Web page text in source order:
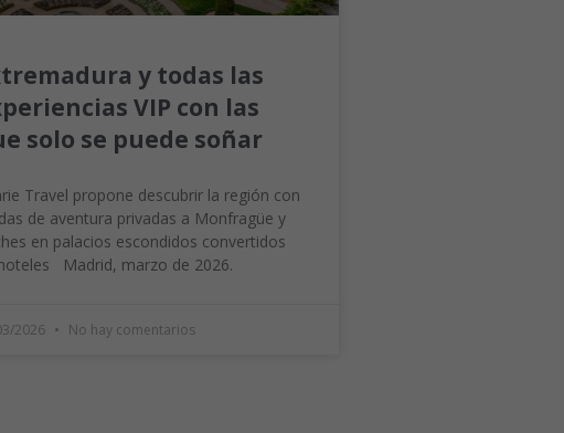
y todas las
VIP con las
solo se puede soñar
Travel propone descubrir la región con
de aventura privadas a Monfragüe y
en palacios escondidos convertidos
Madrid, marzo de 2026.
2026 No hay comentarios